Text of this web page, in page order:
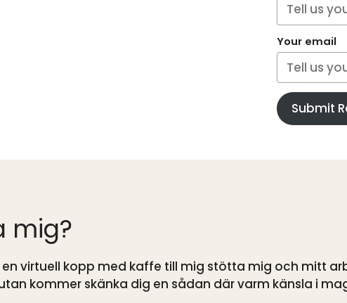
Your email
Submit
mig?
virtuell kopp med kaffe till mig stötta mig och mitt
kommer skänka dig en sådan där varm känsla i